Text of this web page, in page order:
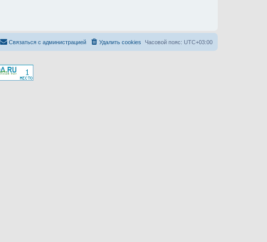
Часовой пояс: UTC+03:00
Удалить cookies
Связаться с администрацией